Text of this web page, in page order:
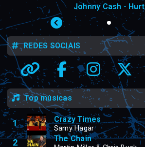
Johnny Cash - Hurt
REDES SOCIAIS
Top músicas
1 Crazy Times
Samy Hagar
2 The Chain